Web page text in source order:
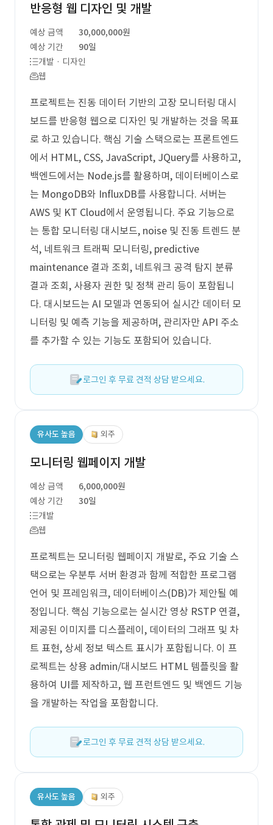
반응형 웹 디자인 및 개발
예상 금액
30,000,000원
예상 기간
90일
개발 · 디자인
웹
프로젝트는 진동 데이터 기반의 고장 모니터링 대시
보드를 반응형 웹으로 디자인 및 개발하는 것을 목표
로 하고 있습니다. 핵심 기술 스택으로는 프론트엔드
에서 HTML, CSS, JavaScript, JQuery를 사용하고,
백엔드에서는 Node.js를 활용하며, 데이터베이스로
는 MongoDB와 InfluxDB를 사용합니다. 서버는
AWS 및 KT Cloud에서 운영됩니다. 주요 기능으로
는 통합 모니터링 대시보드, noise 및 진동 트렌드 분
석, 네트워크 트래픽 모니터링, predictive
maintenance 결과 조회, 네트워크 공격 탐지 분류
결과 조회, 사용자 권한 및 정책 관리 등이 포함됩니
다. 대시보드는 AI 모델과 연동되어 실시간 데이터 모
니터링 및 예측 기능을 제공하며, 관리자만 API 주소
를 추가할 수 있는 기능도 포함되어 있습니다.
로그인 후 무료 견적 상담 받으세요.
유사도 높음 외주
모니터링 웹페이지 개발
예상 금액
6,000,000원
예상 기간
30일
개발
웹
프로젝트는 모니터링 웹페이지 개발로, 주요 기술 스
택으로는 우분투 서버 환경과 함께 적합한 프로그램
언어 및 프레임워크, 데이터베이스(DB)가 제안될 예
정입니다. 핵심 기능으로는 실시간 영상 RSTP 연결,
제공된 이미지를 디스플레이, 데이터의 그래프 및 차
트 표현, 상세 정보 텍스트 표시가 포함됩니다. 이 프
로젝트는 상용 admin/대시보드 HTML 템플릿을 활
용하여 UI를 제작하고, 웹 프런트엔드 및 백엔드 기능
을 개발하는 작업을 포함합니다.
로그인 후 무료 견적 상담 받으세요.
유사도 높음 외주